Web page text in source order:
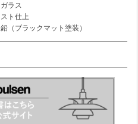
ラス
ト仕上
（ブラックマット塗装）